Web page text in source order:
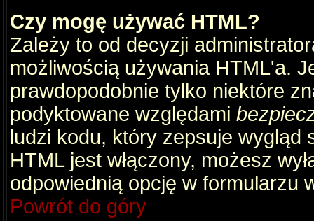
Czy mogę używać HTML?
Zależy to od decyzji
możliwością używania HTML'a.
prawdopodobnie tylko niektóre
podyktowane względami
ludzi kodu, który zepsuje wygląd
HTML jest włączony, możesz
odpowiednią opcję w formularzu
Powrót do góry